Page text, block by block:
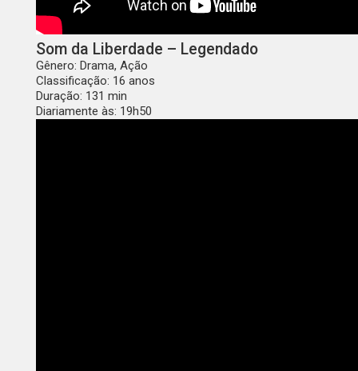
Som da Liberdade – Legendado
Gênero: Drama, Ação
Classificação: 16 anos
Duração: 131 min
Diariamente às: 19h50